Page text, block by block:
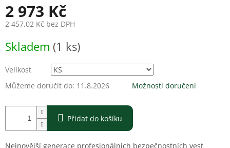
2 973 Kč
2 457,02 Kč bez DPH
cena:
Skladem (1 ks)
Velikost
Můžeme doručit do: 11.8.2026 Možnosti doručení
Přidat do košíku
Nejnovější generace profesionálních bezpečnostních vest